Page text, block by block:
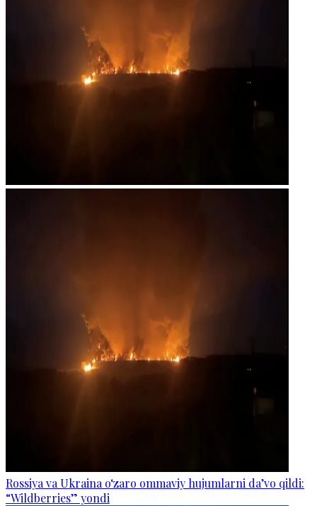
Rossiya va Ukraina o‘zaro ommaviy hujumlarni da’vo qildi:
“Wildberries” yondi